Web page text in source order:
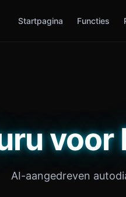
Startpagina Functies
voor
AI-aangedreven